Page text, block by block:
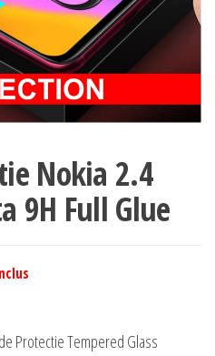
Nokia 2.4
9H Full Glue
Protectie Tempered Glass